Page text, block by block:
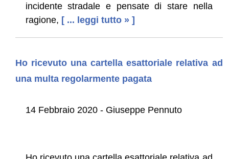
incidente stradale e pensate di stare nella
ragione, [ ... leggi tutto » ]
Ho ricevuto una cartella esattoriale relativa ad
una multa regolarmente pagata
14 Febbraio 2020 - Giuseppe Pennuto